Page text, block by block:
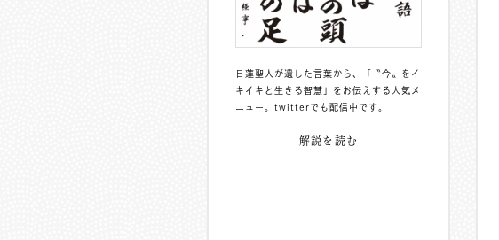
日蓮聖人が遺した言葉から、「〝今〟をイ
キイキと生きる智慧」をお伝えする人気メ
ニュー。 twitterでも配信中 です。
解説を読む